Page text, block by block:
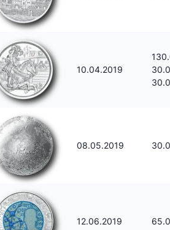
10.04.2019
08.05.2019
12.06.2019